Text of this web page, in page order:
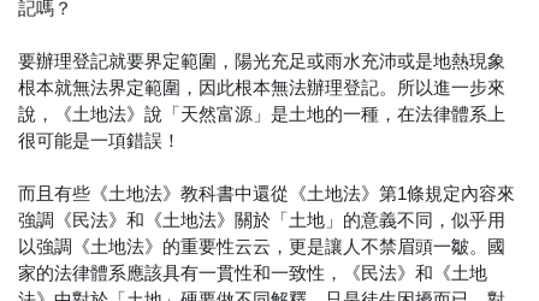
記嗎？
要辦理登記就要界定範圍，陽光充足或雨水充沛或是地熱現象
根本就無法界定範圍，因此根本無法辦理登記。所以進一步來
說，《土地法》說「天然富源」是土地的一種，在法律體系上
很可能是一項錯誤！
而且有些《土地法》教科書中還從《土地法》第1條規定內容來
強調《民法》和《土地法》關於「土地」的意義不同，似乎用
以強調《土地法》的重要性云云，更是讓人不禁眉頭一皺。國
家的法律體系應該具有一貫性和一致性，《民法》和《土地